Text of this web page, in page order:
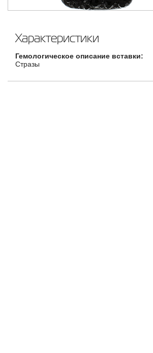
Характеристики
Гемологическое описание вставки:
Стразы